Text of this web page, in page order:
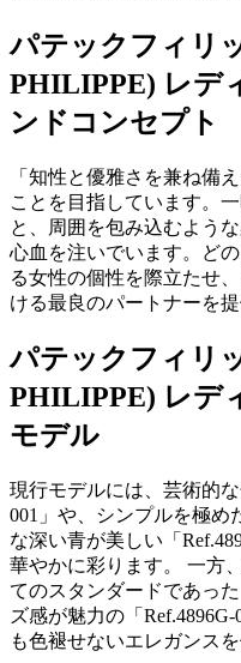
パテックフィリ
PHILIPPE) レデ
ンドコンセプト
「知性と優雅さを兼ね備
ことを目指しています。
と、周囲を包み込むよう
心血を注いでいます。ど
る女性の個性を際立たせ
ける最良のパートナーを提
パテックフィリ
PHILIPPE) レデ
モデル
現行モデルには、芸術的
001」や、シンプルを極め
な深い青が美しい「
華やかに彩ります。 一方
てのスタンダードであった
ズ感が魅力の「
も色褪せないエレガンス